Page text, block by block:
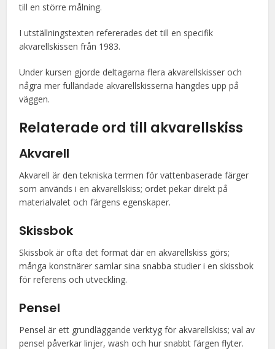
till en större målning.
I utställningstexten refererades det till en specifik
akvarellskissen från 1983.
Under kursen gjorde deltagarna flera akvarellskisser och
några mer fulländade akvarellskisserna hängdes upp på
väggen.
Relaterade ord till akvarellskiss
Akvarell
Akvarell är den tekniska termen för vattenbaserade färger
som används i en akvarellskiss; ordet pekar direkt på
materialvalet och färgens egenskaper.
Skissbok
Skissbok är ofta det format där en akvarellskiss görs;
många konstnärer samlar sina snabba studier i en skissbok
för referens och utveckling.
Pensel
Pensel är ett grundläggande verktyg för akvarellskiss; val av
pensel påverkar linjer, wash och hur snabbt färgen flyter.